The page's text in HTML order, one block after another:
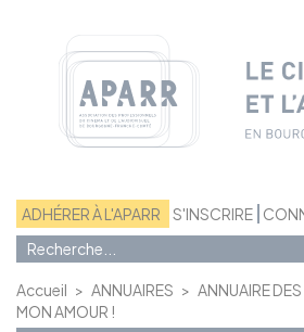
ADHÉRER À L'APARR S'INSCRIRE
Accueil > ANNUAIRES > ANNUAIRE
MON AMOUR !